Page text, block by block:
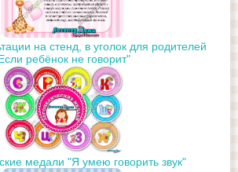
на стенд, в уголок для родителей
ребёнок не говорит"
медали "Я умею говорить звук"